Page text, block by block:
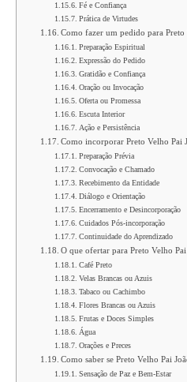
Fé e Confiança
Prática de Virtudes
Como fazer um pedido para Preto
Preparação Espiritual
Expressão do Pedido
Gratidão e Confiança
Oração ou Invocação
Oferta ou Promessa
Escuta Interior
Ação e Persistência
Como incorporar Preto Velho Pai
Preparação Prévia
Convocação e Chamado
Recebimento da Entidade
Diálogo e Orientação
Encerramento e Desincorporação
Cuidados Pós-incorporação
Continuidade do Aprendizado
O que ofertar para Preto Velho Pai
Café Preto
Velas Brancas ou Azuis
Tabaco ou Cachimbo
Flores Brancas ou Azuis
Frutas e Doces Simples
Água
Orações e Preces
Como saber se Preto Velho Pai
Sensação de Paz e Bem-Estar